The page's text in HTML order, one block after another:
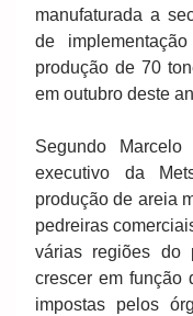
manufaturada a
de
produção de 70
em outubro deste
Segundo Marcelo
executivo da
produção de areia
pedreiras
várias regiões do
crescer em função
impostas pelos